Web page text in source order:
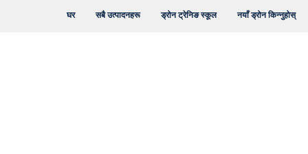
घर सबै उत्पादनहरू ड्रोन ट्रेनिङ स्कूल नयाँ ड्रोन किन्नुहोस्